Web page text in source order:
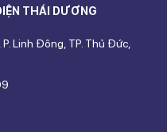
THÁI DƯƠNG
Linh Đông, TP. Thủ Đức,